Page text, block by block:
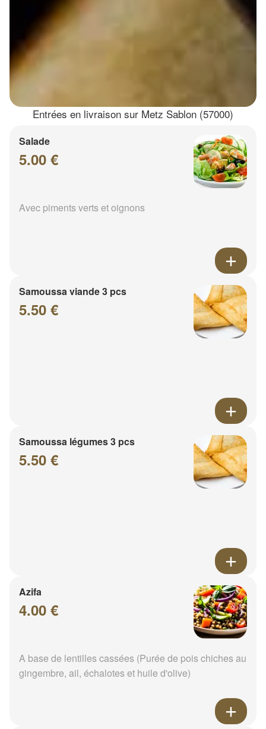
Entrées en livraison sur Metz Sablon (57000)
Salade
5.00 €
Avec piments verts et oignons
Samoussa viande 3 pcs
5.50 €
Samoussa légumes 3 pcs
5.50 €
Azifa
4.00 €
A base de lentilles cassées (Purée de pois chiches au
gingembre, ail, échalotes et huile d'olive)